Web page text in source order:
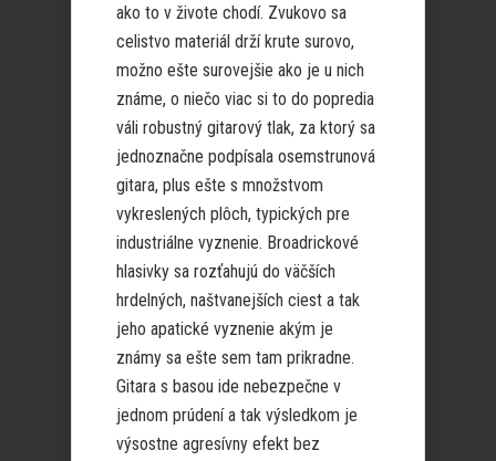
ako to v živote chodí. Zvukovo sa
celistvo materiál drží krute surovo,
možno ešte surovejšie ako je u nich
známe, o niečo viac si to do popredia
váli robustný gitarový tlak, za ktorý sa
jednoznačne podpísala osemstrunová
gitara, plus ešte s množstvom
vykreslených plôch, typických pre
industriálne vyznenie. Broadrickové
hlasivky sa rozťahujú do väčších
hrdelných, naštvanejších ciest a tak
jeho apatické vyznenie akým je
známy sa ešte sem tam prikradne.
Gitara s basou ide nebezpečne v
jednom prúdení a tak výsledkom je
výsostne agresívny efekt bez